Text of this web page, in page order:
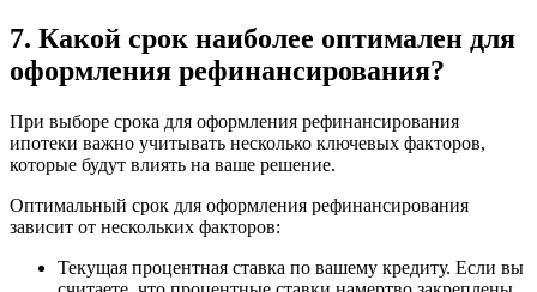
7. Какой срок наиболее оптимален для
оформления рефинансирования?
При выборе срока для оформления рефинансирования
ипотеки важно учитывать несколько ключевых факторов,
которые будут влиять на ваше решение.
Оптимальный срок для оформления рефинансирования
зависит от нескольких факторов:
Текущая процентная ставка по вашему кредиту. Если вы